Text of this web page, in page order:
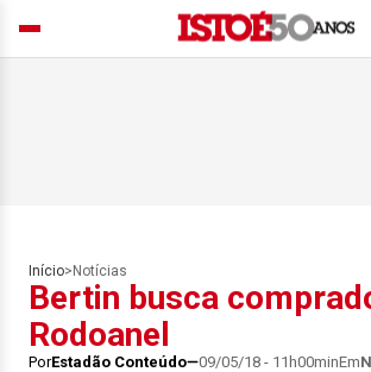
Início> Notícias
Bertin busca
Rodoanel
PorEstadão Conteúdo 09/05/18 - 11h00minEm